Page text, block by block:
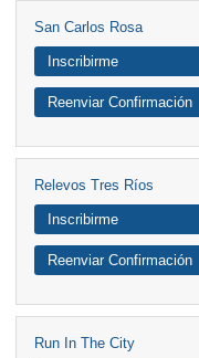
San Carlos Rosa
Inscribirme
Reenviar Confirmación
Relevos Tres Ríos
Inscribirme
Reenviar Confirmación
Run In The City